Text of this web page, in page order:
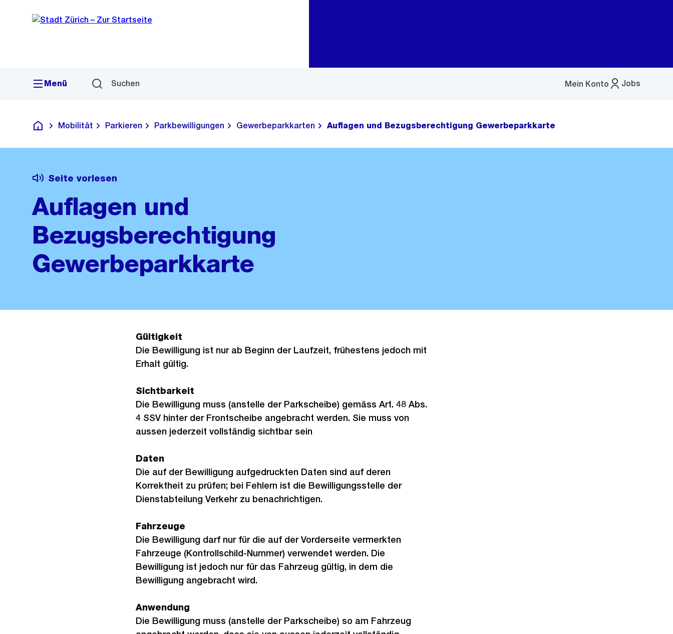
Navigation
Sprunglink
Menü Suchen Jobs
Mein Konto
Menü
Deutsch
Mobilität Parkieren Parkbewilligungen Gewerbeparkkarten Auflagen und Bezugsberechtigung Gewerbeparkkarte
Seite vorlesen
Auflagen und
Bezugsberechtigung
Gewerbeparkkarte
Gültigkeit
Die Bewilligung ist nur ab Beginn der Laufzeit, frühestens jedoch mit
Erhalt gültig.
Sichtbarkeit
Die Bewilligung muss (anstelle der Parkscheibe) gemäss Art. 48 Abs.
4 SSV hinter der Frontscheibe angebracht werden. Sie muss von
aussen jederzeit vollständig sichtbar sein
Daten
Die auf der Bewilligung aufgedruckten Daten sind auf deren
Korrektheit zu prüfen; bei Fehlern ist die Bewilligungsstelle der
Dienstabteilung Verkehr zu benachrichtigen.
Fahrzeuge
Die Bewilligung darf nur für die auf der Vorderseite vermerkten
Fahrzeuge (Kontrollschild-Nummer) verwendet werden. Die
Bewilligung ist jedoch nur für das Fahrzeug gültig, in dem die
Bewilligung angebracht wird.
Anwendung
Die Bewilligung muss (anstelle der Parkscheibe) so am Fahrzeug